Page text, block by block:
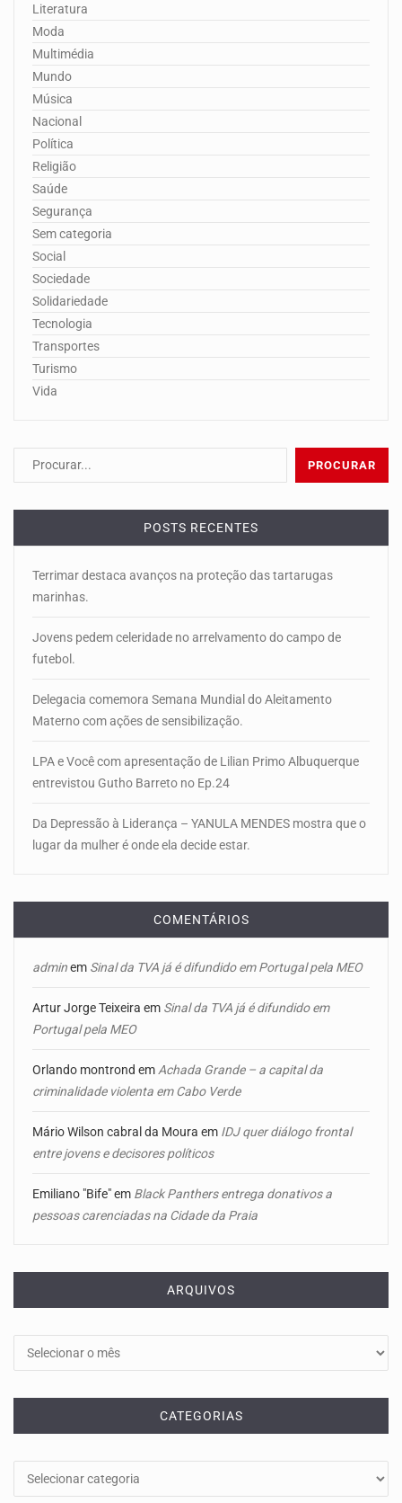
Literatura
Moda
Multimédia
Mundo
Música
Nacional
Política
Religião
Saúde
Segurança
Sem categoria
Social
Sociedade
Solidariedade
Tecnologia
Transportes
Turismo
Vida
POSTS RECENTES
Terrimar destaca avanços na proteção das tartarugas
marinhas.
Jovens pedem celeridade no arrelvamento do campo de
futebol.
Delegacia comemora Semana Mundial do Aleitamento
Materno com ações de sensibilização.
LPA e Você com apresentação de Lilian Primo Albuquerque
entrevistou Gutho Barreto no Ep.24
Da Depressão à Liderança – YANULA MENDES mostra que o
lugar da mulher é onde ela decide estar.
COMENTÁRIOS
adminem Sinal da TVA já é difundido em Portugal pela MEO
Artur Jorge Teixeira em Sinal da TVA já é difundido em
Portugal pela MEO
Orlando montrond em Achada Grande – a capital da
criminalidade violenta em Cabo Verde
Mário Wilson cabral da Moura em IDJ quer diálogo frontal
entre jovens e decisores políticos
Emiliano "Bife"em Black Panthers entrega donativos a
pessoas carenciadas na Cidade da Praia
ARQUIVOS
CATEGORIAS